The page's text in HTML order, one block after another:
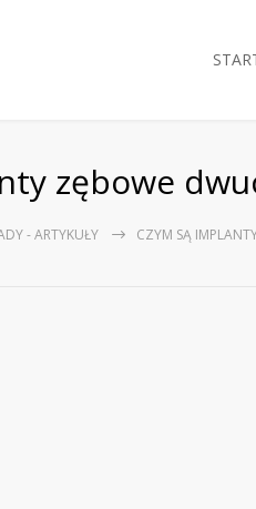
zębowe
- ARTYKUŁY CZYM SĄ